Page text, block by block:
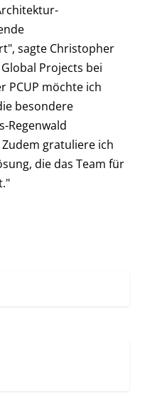
sagte Christopher
Projects bei
PCUP möchte ich
besondere
Regenwald
gratuliere ich
die das Team für